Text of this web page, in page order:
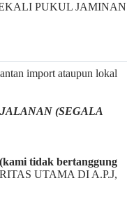
PUKUL JAMINAN
import ataupun lokal
(SEGALA
(kami tidak bertanggung
UTAMA DI A.P.J,